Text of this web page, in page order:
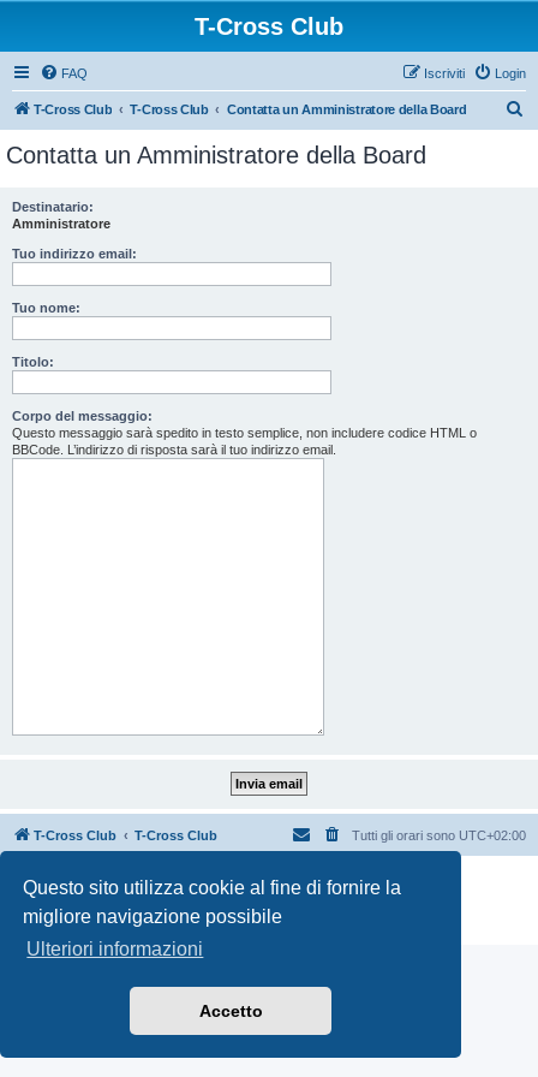
Questo sito utilizza cookie al fine di fornire la
migliore navigazione possibile
Ulteriori informazioni
Accetto
T-Cross Club
FAQ Login
Iscriviti
T-Cross Club T-Cross Club Contatta un Amministratore della Board
Contatta un Amministratore della Board
Destinatario:
Amministratore
Tuo indirizzo email:
Tuo nome:
Titolo:
Corpo del messaggio:
Questo messaggio sarà spedito in testo semplice, non includere codice HTML o
BBCode. L’indirizzo di risposta sarà il tuo indirizzo email.
T-Cross Club T-Cross Club Tutti gli orari sono UTC+02:00
Creato da
® Forum Software © phpBB Limited
Privacy|Condizioni